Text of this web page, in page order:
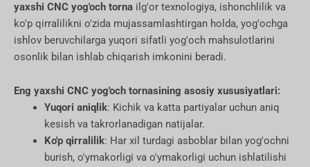
yaxshi CNC yog'och torna ilg'or texnologiya, ishonchlilik va
ko'p qirralilikni o'zida mujassamlashtirgan holda, yog'ochga
ishlov beruvchilarga yuqori sifatli yog'och mahsulotlarini
osonlik bilan ishlab chiqarish imkonini beradi.
Eng yaxshi CNC yog'och tornasining asosiy xususiyatlari:
Yuqori aniqlik: Kichik va katta partiyalar uchun aniq
kesish va takrorlanadigan natijalar.
Ko'p qirralilik: Har xil turdagi asboblar bilan yog'ochni
burish, o'ymakorligi va o'ymakorligi uchun ishlatilishi